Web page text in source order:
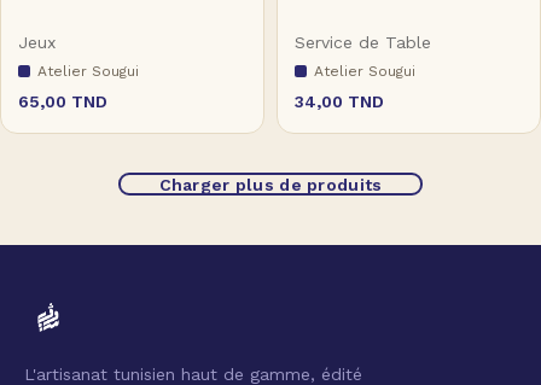
Jeux
Atelier Sougui
65,00 TND
Service de Table
Atelier Sougui
34,00 TND
Charger plus de produits
L'artisanat tunisien haut de gamme, édité